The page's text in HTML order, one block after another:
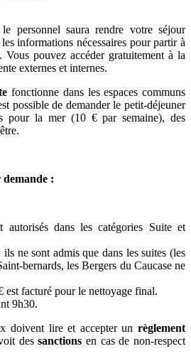
personnel saura rendre votre séjour
informations nécessaires pour partir à
pouvez accéder gratuitement à la
externes et internes.
fonctionne dans les espaces communs
possible de demander le petit-déjeuner
pour la mer (10 € par semaine), des
demande :
dans les catégories Suite et
ne sont admis que dans les suites (les
bernards, les Bergers du Caucase ne
est facturé pour le nettoyage final.
9h30.
doivent lire et accepter un règlement
dessanctions en cas de non-respect